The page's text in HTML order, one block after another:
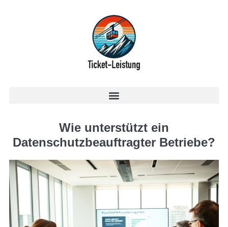
Wie unterstützt ein
Datenschutzbeauftragter Betriebe?